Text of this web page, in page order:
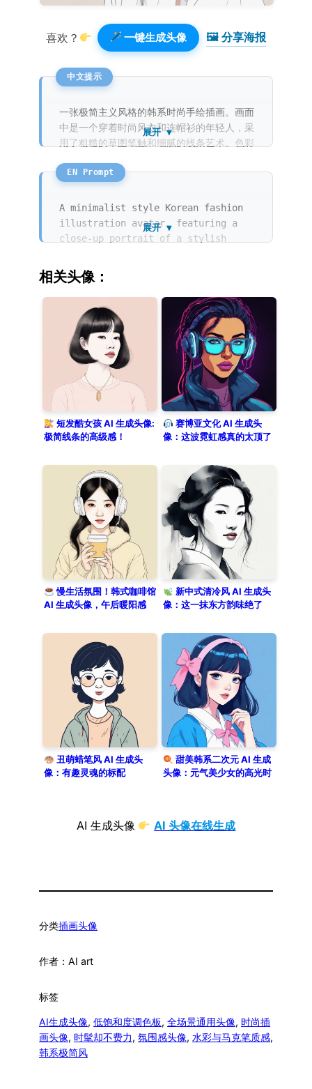
喜欢？ 一键生成头像 🖼 分享海报️
一张极简主义风格的韩系时尚手绘插画。画面
中是一个穿着时尚风衣和连帽衫的年轻人，采
用了粗糙的草图笔触和细腻的线条艺术。色彩
明显的马克笔和水彩纹理感。背景是极简的纯
白色，整体氛围充满了时尚与随性。
展开 ▼
A minimalist style Korean fashion
illustration avatar, featuring a
close-up portrait of a stylish
drawn style with rough sketches and
delicate line art. The color
palette consists of low saturation
pastel tones, showing off a
watercolor and marker texture. The
expression is serene and looking at
the viewer. Set on a simple solid
white background, embodying a
trendy and aesthetic chic fashion
sense.
展开 ▼
相关头像：
短发酷女孩 AI 生成头像:
极简线条的高级感！
赛博亚文化 AI 生成头
像：这波霓虹感真的太顶了
慢生活氛围！韩式咖啡馆
AI 生成头像，午后暖阳感
新中式清冷风 AI 生成头
像：这一抹东方韵味绝了
丑萌蜡笔风 AI 生成头
像：有趣灵魂的标配
甜美韩系二次元 AI 生成
头像：元气美少女的高光时
AI 生成头像 AI 头像在线生成
分类插画头像
作者： AI art
标签
AI生成头像, 低饱和度调色板, 全场景通用头像, 时尚插
画头像, 时髦却不费力, 氛围感头像, 水彩与马克笔质感
韩系极简风